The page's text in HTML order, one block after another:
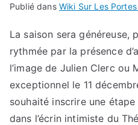
Publié dans Wiki Sur Les
La saison sera généreuse,
rythmée par la présence
l’image de Julien Clerc ou
exceptionnel le 11
souhaité inscrire une étape
dans l’écrin intimiste du